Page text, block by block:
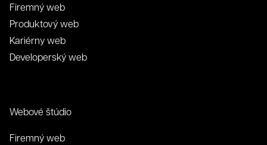
Firemný web
Produktový web
Kariérny web
Developerský web
Webové štúdio
Firemný web